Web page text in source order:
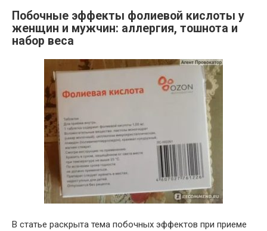
Побочные эффекты фолиевой кислоты у
женщин и мужчин: аллергия, тошнота и
набор веса
В статье раскрыта тема побочных эффектов при приеме